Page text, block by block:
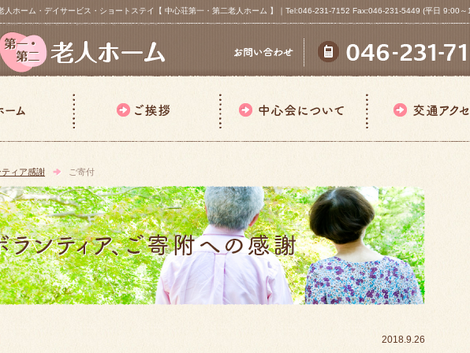
人ホーム・デイサービス・ショートステイ【 中心荘第一・第二老人ホーム 】｜Tel:046-231-7152 Fax:046-231-5449 (平日 9:00
ティア感謝 ご寄付
2018.9.26